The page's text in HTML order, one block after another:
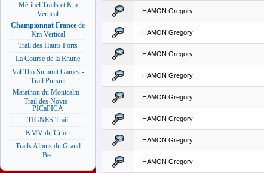
Méribel Trails et Km
Vertical
Championnat France de
Km Vertical
Trail des Hauts Forts
La Course de la Rhune
Val Tho Summit Games -
Trail Pursuit
Marathon du Montcalm -
Trail des Novis -
PICaPICA
TIGNES Trail
KMV du Criou
Trails Alpins du Grand
Bec
HAMON Gregory
HAMON Gregory
HAMON Gregory
HAMON Gregory
HAMON Gregory
HAMON Gregory
HAMON Gregory
HAMON Gregory